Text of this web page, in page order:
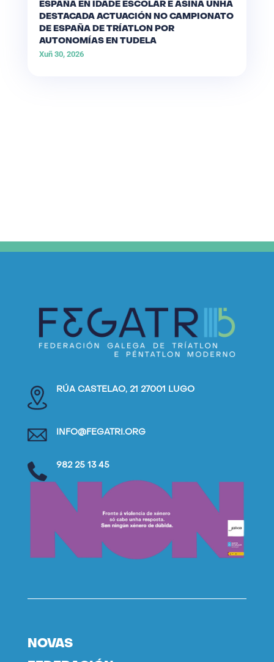
ESPAÑA EN IDADE ESCOLAR E ASINA UNHA
DESTACADA ACTUACIÓN NO CAMPIONATO
DE ESPAÑA DE TRÍATLON POR
AUTONOMÍAS EN TUDELA
Xuñ 30, 2026
RÚA CASTELAO, 21 27001 LUGO
INFO@FEGATRI.ORG
982 25 13 45
NOVAS